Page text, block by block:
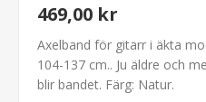
469,00 kr
Axelband för gitarr i äkta
104-137 cm.. Ju äldre och
blir bandet. Färg: Natur.